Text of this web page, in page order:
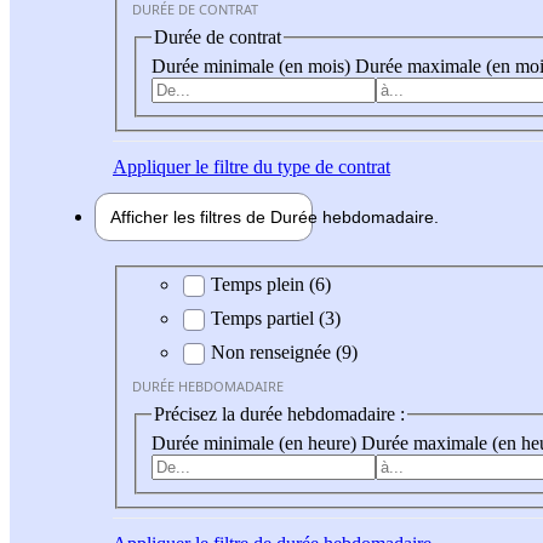
DURÉE DE CONTRAT
Durée de contrat
Durée minimale (en mois) Durée maximale (en
Appliquerle filtre du type de contrat
Afficher les filtres de Durée hebdomadaire
Durée hebdomadaire
Temps plein (6)
Temps partiel (3)
Non renseignée (9)
DURÉE HEBDOMADAIRE
Précisez la durée hebdomadaire :
Durée minimale (en heure) Durée maximale (en